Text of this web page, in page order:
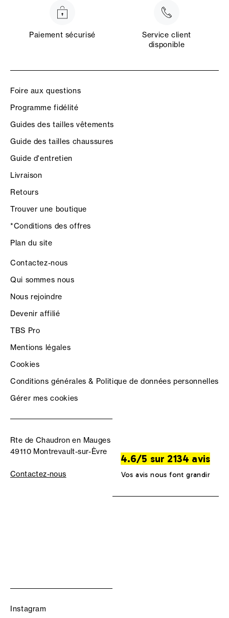
Paiement sécurisé
Service client
disponible
Foire aux questions
Programme fidélité
Guides des tailles vêtements
Guide des tailles chaussures
Guide d'entretien
Livraison
Retours
Trouver une boutique
*Conditions des offres
Plan du site
Contactez-nous
Qui sommes nous
Nous rejoindre
Devenir affilié
TBS Pro
Mentions légales
Cookies
Conditions générales & Politique de données personnelles
Gérer mes cookies
Rte de Chaudron en Mauges
49110 Montrevault-sur-Èvre
Contactez-nous
4.6/5 sur 2134 avis
Vos avis nous font grandir
Instagram